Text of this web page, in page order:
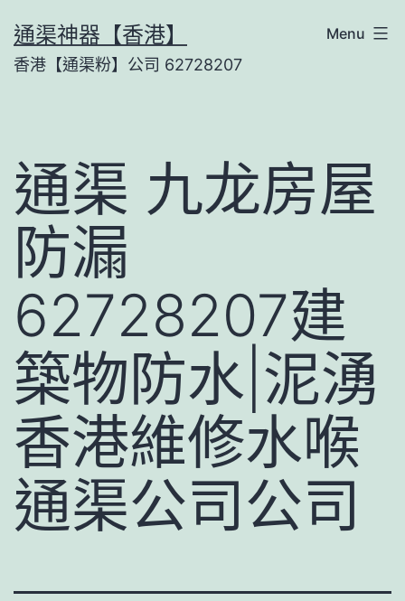
to
content
通渠神器【香港】
香港【通渠粉】公司 62728207
Menu
通渠 九龙房屋
防漏
62728207建
築物防水|泥湧
香港維修水喉
通渠公司公司